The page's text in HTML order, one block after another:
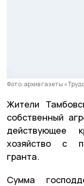
Фото: архив газеты
Жители
собственный
действующее
хозяйство с
гранта.
Сумма